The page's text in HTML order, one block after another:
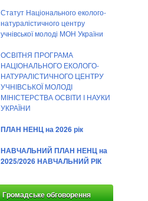
Статут Національного еколого-
натуралістичного центру
учнівської молоді МОН України
ОСВІТНЯ ПРОГРАМА
НАЦІОНАЛЬНОГО ЕКОЛОГО-
НАТУРАЛІСТИЧНОГО ЦЕНТРУ
УЧНІВСЬКОЇ МОЛОДІ
МІНІСТЕРСТВА ОСВІТИ І НАУКИ
УКРАЇНИ
ПЛАН НЕНЦ на 2026 рік
НАВЧАЛЬНИЙ ПЛАН НЕНЦ на
2025/2026 НАВЧАЛЬНИЙ РІК
Громадське обговорення